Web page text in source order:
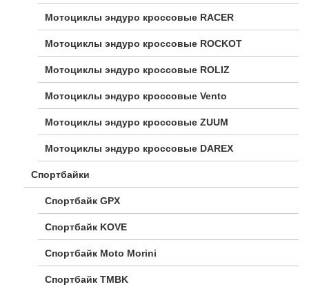
Мотоциклы эндуро кроссовые RACER
Мотоциклы эндуро кроссовые ROCKOT
Мотоциклы эндуро кроссовые ROLIZ
Мотоциклы эндуро кроссовые Vento
Мотоциклы эндуро кроссовые ZUUM
Мотоциклы эндуро кроссовые DAREX
Спортбайки
Спортбайк GPX
Спортбайк KOVE
Спортбайк Moto Morini
Спортбайк TMBK